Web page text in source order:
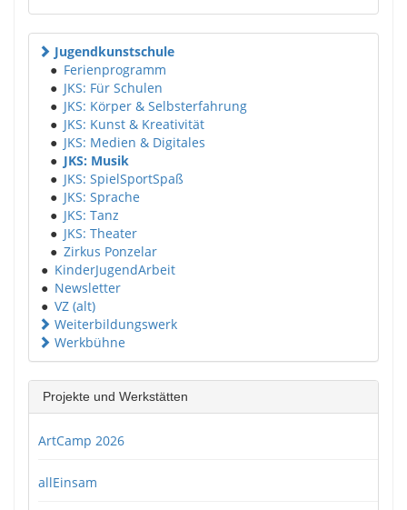
Jugendkunstschule
● Ferienprogramm
● JKS: Für Schulen
● JKS: Körper & Selbsterfahrung
● JKS: Kunst & Kreativität
● JKS: Medien & Digitales
● JKS: Musik
● JKS: SpielSportSpaß
● JKS: Sprache
● JKS: Tanz
● JKS: Theater
● Zirkus Ponzelar
● KinderJugendArbeit
● Newsletter
● VZ (alt)
Weiterbildungswerk
Werkbühne
Projekte und Werkstätten
ArtCamp 2026
allEinsam